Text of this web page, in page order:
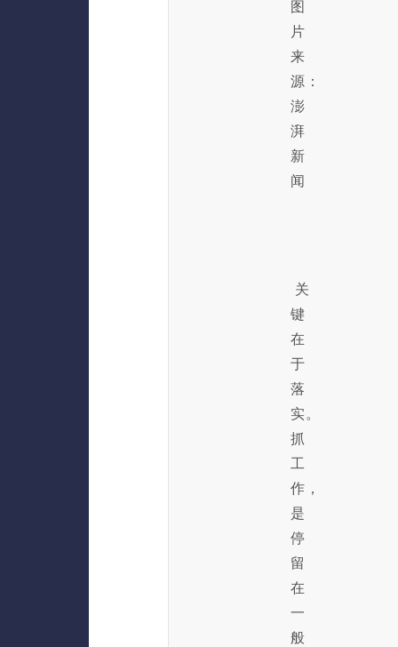
图
片
来
源：
澎
湃
新
闻
关
键
在
于
落
实。
抓
工
作，
是
停
留
在
一
般